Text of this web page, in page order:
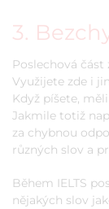
3.
Poslechová část
Využijete zde i
Když píšete,
Jakmile totiž
za chybnou
různých slov a
Během IELTS
nějakých slov